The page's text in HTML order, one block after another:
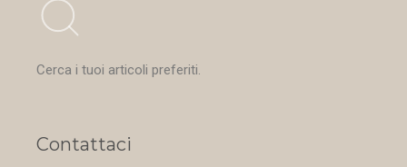
Cerca i tuoi articoli preferiti.
Contattaci